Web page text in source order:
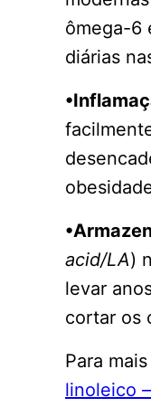
ômega-6
diárias
acid/LA)
levar
cortar os
Para
linoleico